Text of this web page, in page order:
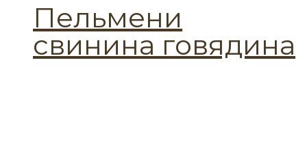
Пельмени
свинина говядина